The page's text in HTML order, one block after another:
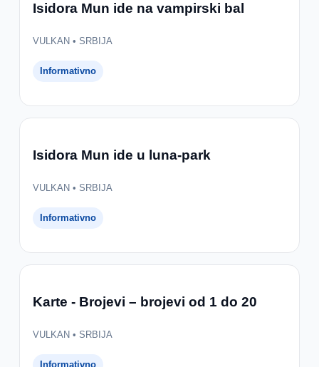
Isidora Mun ide na vampirski bal
VULKAN • SRBIJA
Informativno
Isidora Mun ide u luna-park
VULKAN • SRBIJA
Informativno
Karte - Brojevi – brojevi od 1 do 20
VULKAN • SRBIJA
Informativno